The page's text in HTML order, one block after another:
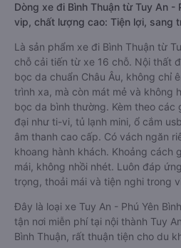
Dòng xe đi Bình Thuận từ Tuy An -
vip, chất lượng cao: Tiện lợi, sang
Là sản phẩm xe đi Bình Thuận từ
chỗ cải tiến từ xe 16 chỗ. Nội thất
bọc da chuẩn Châu Âu, không chỉ
trình xa, mà còn mát mẻ và không
bọc da bình thường. Kèm theo các
đại như ti-vi, tủ lạnh mini, ổ cắm
âm thanh cao cấp. Có vách ngăn
khoang hành khách. Khoảng cách
mái, không nhồi nhét. Luôn đáp
trọng, thoải mái và tiện nghi trong
Đây là loại xe Tuy An - Phú Yên
tận nơi miễn phí tại nội thành Tuy
Bình Thuận, rất thuận tiện cho du